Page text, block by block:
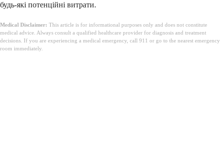
будь-які потенційні витрати.
Medical Disclaimer: This article is for informational purposes only and does not constitute
medical advice. Always consult a qualified healthcare provider for diagnosis and treatment
decisions. If you are experiencing a medical emergency, call 911 or go to the nearest emergency
room immediately.